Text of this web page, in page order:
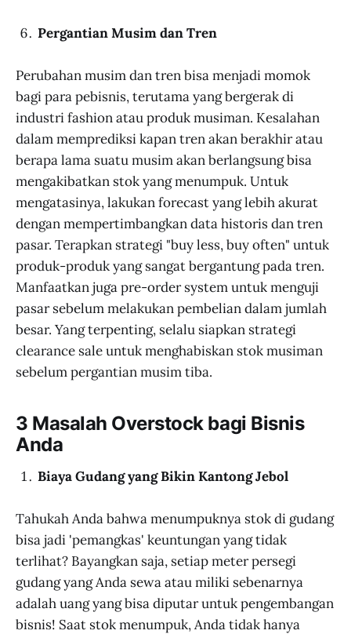
Pergantian Musim dan Tren
Perubahan musim dan tren bisa menjadi momok
bagi para pebisnis, terutama yang bergerak di
industri fashion atau produk musiman. Kesalahan
dalam memprediksi kapan tren akan berakhir atau
berapa lama suatu musim akan berlangsung bisa
mengakibatkan stok yang menumpuk. Untuk
mengatasinya, lakukan forecast yang lebih akurat
dengan mempertimbangkan data historis dan tren
pasar. Terapkan strategi "buy less, buy often" untuk
produk-produk yang sangat bergantung pada tren.
Manfaatkan juga pre-order system untuk menguji
pasar sebelum melakukan pembelian dalam jumlah
besar. Yang terpenting, selalu siapkan strategi
clearance sale untuk menghabiskan stok musiman
sebelum pergantian musim tiba.
3 Masalah Overstock bagi Bisnis
Anda
Biaya Gudang yang Bikin Kantong Jebol
Tahukah Anda bahwa menumpuknya stok di gudang
bisa jadi 'pemangkas' keuntungan yang tidak
terlihat? Bayangkan saja, setiap meter persegi
gudang yang Anda sewa atau miliki sebenarnya
adalah uang yang bisa diputar untuk pengembangan
bisnis! Saat stok menumpuk, Anda tidak hanya